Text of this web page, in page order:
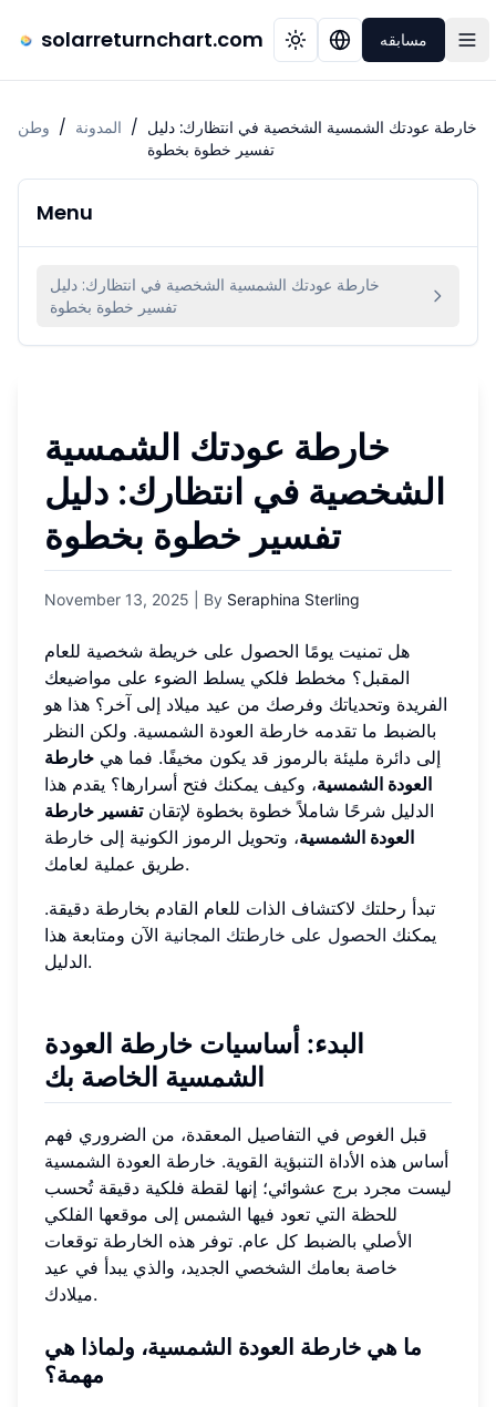
solarreturnchart.com مسابقه
وطن / المدونة / خارطة عودتك الشمسية الشخصية في انتظارك: دليل
تفسير خطوة بخطوة
Menu
خارطة عودتك الشمسية الشخصية في انتظارك: دليل
تفسير خطوة بخطوة
خارطة عودتك الشمسية
الشخصية في انتظارك: دليل
تفسير خطوة بخطوة
November 13, 2025 | By Seraphina Sterling
هل تمنيت يومًا الحصول على خريطة شخصية للعام
المقبل؟ مخطط فلكي يسلط الضوء على مواضيعك
الفريدة وتحدياتك وفرصك من عيد ميلاد إلى آخر؟ هذا هو
بالضبط ما تقدمه خارطة العودة الشمسية. ولكن النظر
إلى دائرة مليئة بالرموز قد يكون مخيفًا. فما هي خارطة
العودة الشمسية، وكيف يمكنك فتح أسرارها؟ يقدم هذا
الدليل شرحًا شاملاً خطوة بخطوة لإتقانتفسير خارطة
العودة الشمسية، وتحويل الرموز الكونية إلى خارطة
طريق عملية لعامك.
تبدأ رحلتك لاكتشاف الذات للعام القادم بخارطة دقيقة.
يمكنك الحصول على خارطتك المجانية الآن ومتابعة هذا
الدليل.
البدء: أساسيات خارطة العودة
الشمسية الخاصة بك
قبل الغوص في التفاصيل المعقدة، من الضروري فهم
أساس هذه الأداة التنبؤية القوية. خارطة العودة الشمسية
ليست مجرد برج عشوائي؛ إنها لقطة فلكية دقيقة تُحسب
للحظة التي تعود فيها الشمس إلى موقعها الفلكي
الأصلي بالضبط كل عام. توفر هذه الخارطة توقعات
خاصة بعامك الشخصي الجديد، والذي يبدأ في عيد
ميلادك.
ما هي خارطة العودة الشمسية، ولماذا هي
مهمة؟